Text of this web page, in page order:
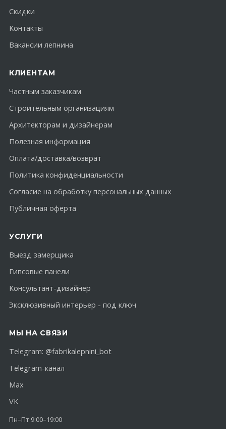
Скидки
Контакты
Вакансии лепнина
КЛИЕНТАМ
Частным заказчикам
Строительным организациям
Архитекторам и дизайнерам
Полезная информация
Оплата/доставка/возврат
Политика конфиденциальности
Согласие на обработку персональных данных
Публичная оферта
УСЛУГИ
Выезд замерщика
Гипсовые панели
Консультант-дизайнер
Эксклюзивный интерьер - под ключ
МЫ НА СВЯЗИ
Telegram: @fabrikalepnini_bot
Telegram-канал
Max
VK
Пн–Пт 9:00–19:00